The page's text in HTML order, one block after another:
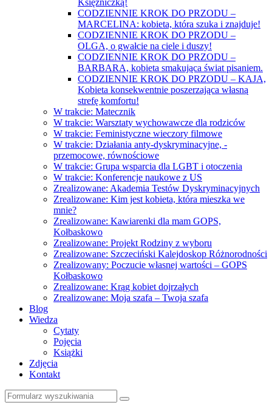
CODZIENNIE KROK DO PRZODU –
MARCELINA: kobieta, która szuka i znajduje!
CODZIENNIE KROK DO PRZODU –
OLGA, o gwałcie na ciele i duszy!
CODZIENNIE KROK DO PRZODU –
BARBARA, kobieta smakująca świat pisaniem.
CODZIENNIE KROK DO PRZODU – KAJA,
Kobieta konsekwentnie poszerzająca własną
strefę komfortu!
W trakcie: Matecznik
W trakcie: Warsztaty wychowawcze dla rodziców
W trakcie: Feministyczne wieczory filmowe
W trakcie: Działania anty-dyskryminacyjne, -
przemocowe, równościowe
W trakcie: Grupa wsparcia dla LGBT i otoczenia
W trakcie: Konferencje naukowe z US
Zrealizowane: Akademia Testów Dyskryminacyjnych
Zrealizowane: Kim jest kobieta, która mieszka we
mnie?
Zrealizowane: Kawiarenki dla mam GOPS,
Kołbaskowo
Zrealizowane: Projekt Rodziny z wyboru
Zrealizowane: Szczeciński Kalejdoskop Różnorodności
Zrealizowany: Poczucie własnej wartości – GOPS
Kołbaskowo
Zrealizowane: Krąg kobiet dojrzałych
Zrealizowane: Moja szafa – Twoja szafa
Blog
Wiedza
Cytaty
Pojęcia
Książki
Zdjęcia
Kontakt
Szukaj